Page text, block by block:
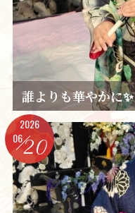
誰よりも華やかに✨️
2026
0620